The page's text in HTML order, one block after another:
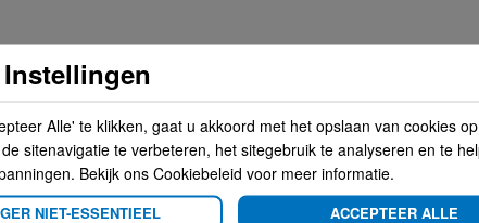
u de auto's die geschikt is/zijn voor deze
Alle' te klikken, gaat u akkoord met het opslaan van cookies
sitenavigatie te verbeteren, het sitegebruik te analyseren en te
Bekijk ons Cookiebeleid voor meer informatie.
NIET-ESSENTIEEL ACCEPTEER ALLE